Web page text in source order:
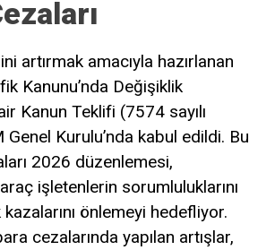
artırmak amacıyla hazırlanan
Kanunu’nda Değişiklik
Kanun Teklifi (7574 sayılı
Kurulu’nda kabul edildi. Bu
2026 düzenlemesi,
işletenlerin sorumluluklarını
önlemeyi hedefliyor.
cezalarında yapılan artışlar,